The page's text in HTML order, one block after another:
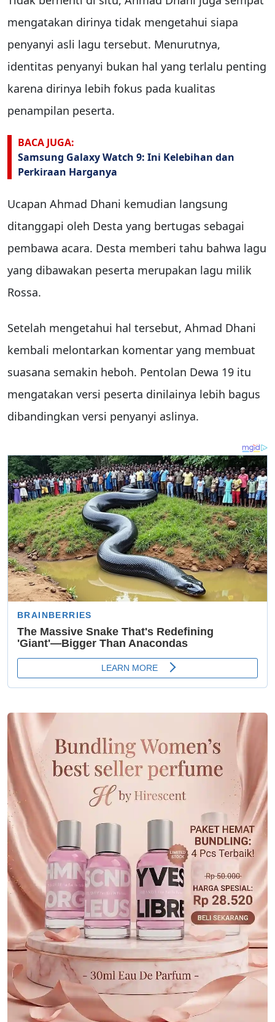
mengatakan dirinya tidak mengetahui siapa
penyanyi asli lagu tersebut. Menurutnya,
identitas penyanyi bukan hal yang terlalu penting
karena dirinya lebih fokus pada kualitas
penampilan peserta.
BACA JUGA:
Samsung Galaxy Watch 9: Ini Kelebihan dan
Perkiraan Harganya
Ucapan Ahmad Dhani kemudian langsung
ditanggapi oleh Desta yang bertugas sebagai
pembawa acara. Desta memberi tahu bahwa lagu
yang dibawakan peserta merupakan lagu milik
Rossa.
Setelah mengetahui hal tersebut, Ahmad Dhani
kembali melontarkan komentar yang membuat
suasana semakin heboh. Pentolan Dewa 19 itu
mengatakan versi peserta dinilainya lebih bagus
dibandingkan versi penyanyi aslinya.